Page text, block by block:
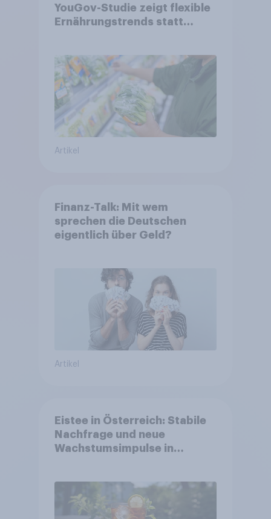
YouGov-Studie zeigt flexible
Ernährungstrends statt
Artikel
Finanz-Talk: Mit wem
sprechen die Deutschen
eigentlich über Geld?
Artikel
Eistee in Österreich: Stabile
Nachfrage und neue
Wachstumsimpulse in